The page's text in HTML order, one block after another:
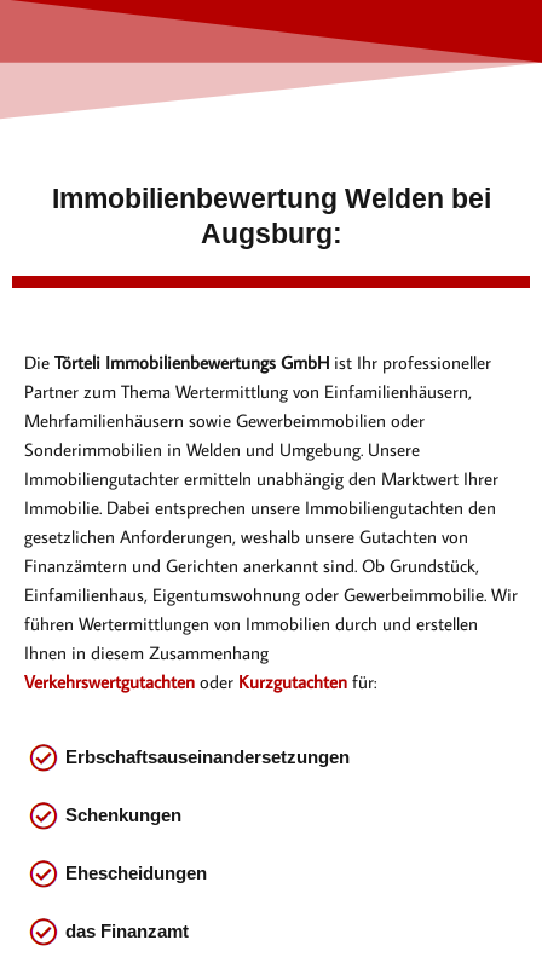
Immobilienbewertung Welden bei
Augsburg:
Die Törteli Immobilienbewertungs GmbH ist Ihr professioneller
Partner zum Thema Wertermittlung von Einfamilienhäusern,
Mehrfamilienhäusern sowie Gewerbeimmobilien oder
Sonderimmobilien in Welden und Umgebung. Unsere
Immobiliengutachter ermitteln unabhängig den Marktwert Ihrer
Immobilie. Dabei entsprechen unsere Immobiliengutachten den
gesetzlichen Anforderungen, weshalb unsere Gutachten von
Finanzämtern und Gerichten anerkannt sind. Ob Grundstück,
Einfamilienhaus, Eigentumswohnung oder Gewerbeimmobilie. Wir
führen Wertermittlungen von Immobilien durch und erstellen
Ihnen in diesem Zusammenhang
Verkehrswertgutachten oder Kurzgutachten für:
Erbschaftsauseinandersetzungen
Schenkungen
Ehescheidungen
das Finanzamt